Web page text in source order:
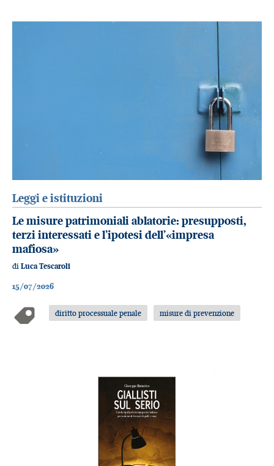
Leggi e istituzioni
Le misure patrimoniali ablatorie: presupposti,
terzi interessati e l’ipotesi dell’«impresa
mafiosa»
di Luca Tescaroli
15/07/2026
diritto processuale penale misure di prevenzione